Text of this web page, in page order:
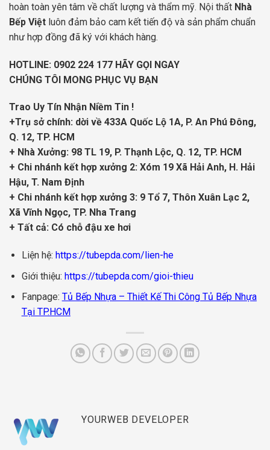
hoàn toàn yên tâm về chất lượng và thẩm mỹ. Nội thất Nhà
Bếp Việt luôn đảm bảo cam kết tiến độ và sản phẩm chuẩn
như hợp đồng đã ký với khách hàng.
HOTLINE: 0902 224 177 HÃY GỌI NGAY
CHÚNG TÔI MONG PHỤC VỤ BẠN
Trao Uy Tín Nhận Niềm Tin !
+Trụ sở chính: dời về 433A Quốc Lộ 1A, P. An Phú Đông,
Q. 12, TP. HCM
+ Nhà Xưởng: 98 TL 19, P. Thạnh Lộc, Q. 12, TP. HCM
+ Chi nhánh kết hợp xưởng 2: Xóm 19 Xã Hải Anh, H. Hải
Hậu, T. Nam Định
+ Chi nhánh kết hợp xưởng 3: 9 Tổ 7, Thôn Xuân Lạc 2,
Xã Vĩnh Ngọc, TP. Nha Trang
+ Tất cả: Có chỗ đậu xe hơi
Liện hệ: https://tubepda.com/lien-he
Giới thiệu: https://tubepda.com/gioi-thieu
Fanpage: Tủ Bếp Nhựa – Thiết Kế Thi Công Tủ Bếp Nhựa
Tại TP.HCM
YOURWEB DEVELOPER